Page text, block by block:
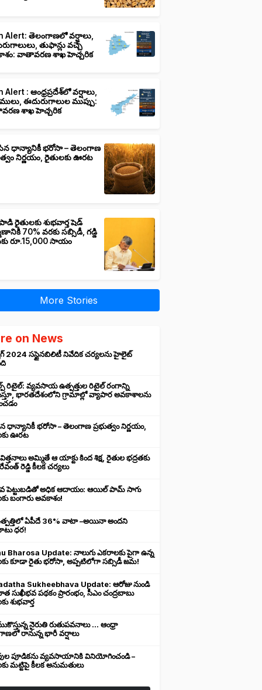
Alert: తెలంగాణలో వర్షాలు,
తుఫాన్లు వచ్చే
వాతావరణ శాఖ హెచ్చరిక
Alert : ఆంధ్రప్రదేశ్‌లో వర్షాలు,
ఈదురుగాలుల ముప్పు:
శాఖ హెచ్చరిక
ధాన్యానికీ భరోసా – తెలంగాణ
నిర్ణయం, రైతులకు ఊరట
రైతులకు శుభవార్త షెడ్
70% వరకు సబ్సిడీ, గడ్డి
రూ.15,000 సాయం
More Stories
on News
2024 సస్టైనబిలిటీ నివేదిక చర్యలను హైలైట్
రిటైల్: వ్యవసాయ ఉత్పత్తుల రిటైల్ రంగాన్ని
భారతదేశంలోని గ్రామాల్లో వ్యాపార అవకాశాలను
ధాన్యానికీ భరోసా – తెలంగాణ ప్రభుత్వం నిర్ణయం,
ఊరట
అమ్మితే ఆ యాక్టు కింద శిక్ష, రైతుల భద్రతకు
రెడ్డి కీలక చర్యలు
పెట్టుబడితో అధిక ఆదాయం: ఆయిల్ పామ్ సాగు
బంగారు అవకాశం!
ఏపీదే 36% వాటా –అయినా అందని
ధర!
Bharosa Update: నాలుగు ఎకరాలకు పైగా ఉన్న
కూడా రైతు భరోసా, అప్పటిలోగా సబ్సిడీ జమ!
Sukheebhava Update: ఆరోజు నుండి
సుఖీభవ పథకం ప్రారంభం, సీఎం చంద్రబాబు
శుభవార్త
నైరుతి రుతుపవనాలు ... ఆంధ్రా
రానున్న భారీ వర్షాలు
పూడికను వ్యవసాయానికి వినియోగించండి –
మట్టిపై కీలక అనుమతులు